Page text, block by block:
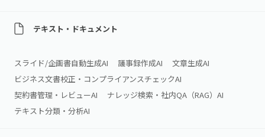
テキスト・ドキュメント
スライド/企画書自動生成AI 議事録作成AI
文章生成AI
ビジネス文書校正・コンプライアンスチェックAI
契約書管理・レビューAI
ナレッジ検索・社内QA（RAG）AI
テキスト分類・分析AI